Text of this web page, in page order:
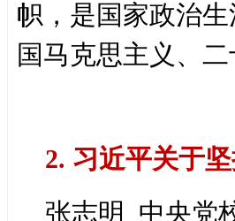
帜，是国家政治
国马克思主义、
2. 习近平关于
张志明 中央党